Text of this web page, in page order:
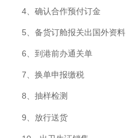
4、确认合作预付订金
5、备货订舱报关出国外资料
6、到港前办通关单
7、换单申报缴税
8、抽样检测
9、放行送货